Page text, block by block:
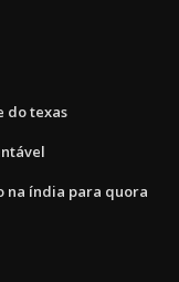
do texas
na índia para quora